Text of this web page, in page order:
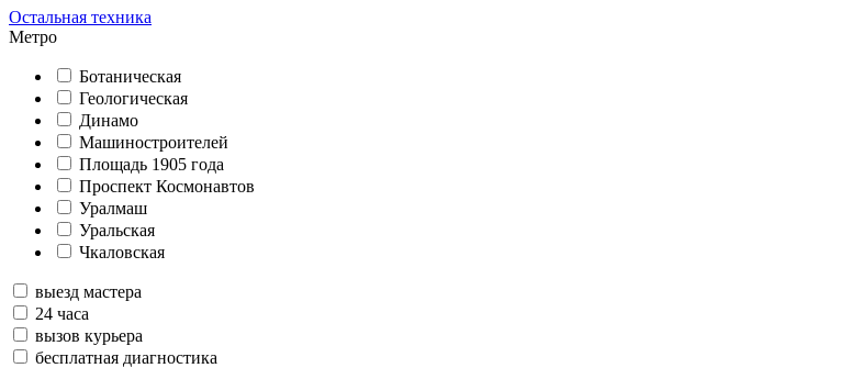
Остальная техника
Метро
Ботаническая
Геологическая
Динамо
Машиностроителей
Площадь 1905 года
Проспект Космонавтов
Уралмаш
Уральская
Чкаловская
выезд мастера
24 часа
вызов курьера
бесплатная диагностика